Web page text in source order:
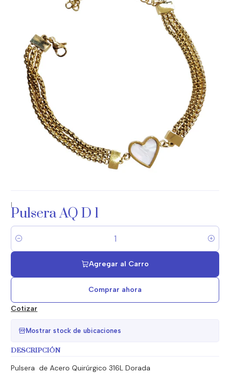
|
Pulsera AQ D 1
Cantidad
Agregar al Carro
Comprar ahora
Cotizar
Mostrar stock de ubicaciones
DESCRIPCIÓN
Pulsera de Acero Quirúrgico 316L Dorada